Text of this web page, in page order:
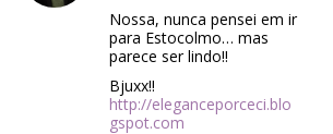
Nossa, nunca pensei em ir
para Estocolmo… mas
parece ser lindo!!
Bjuxx!!
http://eleganceporceci.blo
gspot.com